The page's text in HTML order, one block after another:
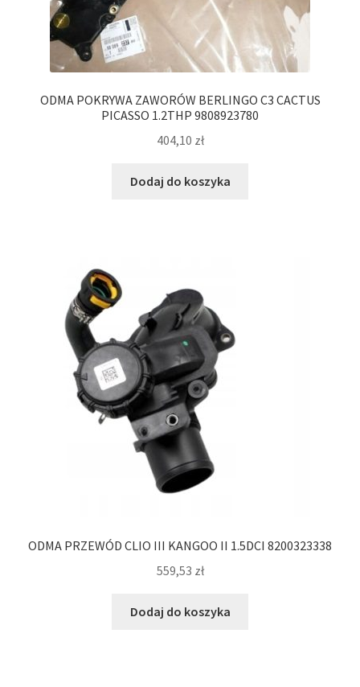
ODMA POKRYWA ZAWORÓW BERLINGO C3 CACTUS
PICASSO 1.2THP 9808923780
404,10 zł
Dodaj do koszyka
ODMA PRZEWÓD CLIO III KANGOO II 1.5DCI 8200323338
559,53 zł
Dodaj do koszyka